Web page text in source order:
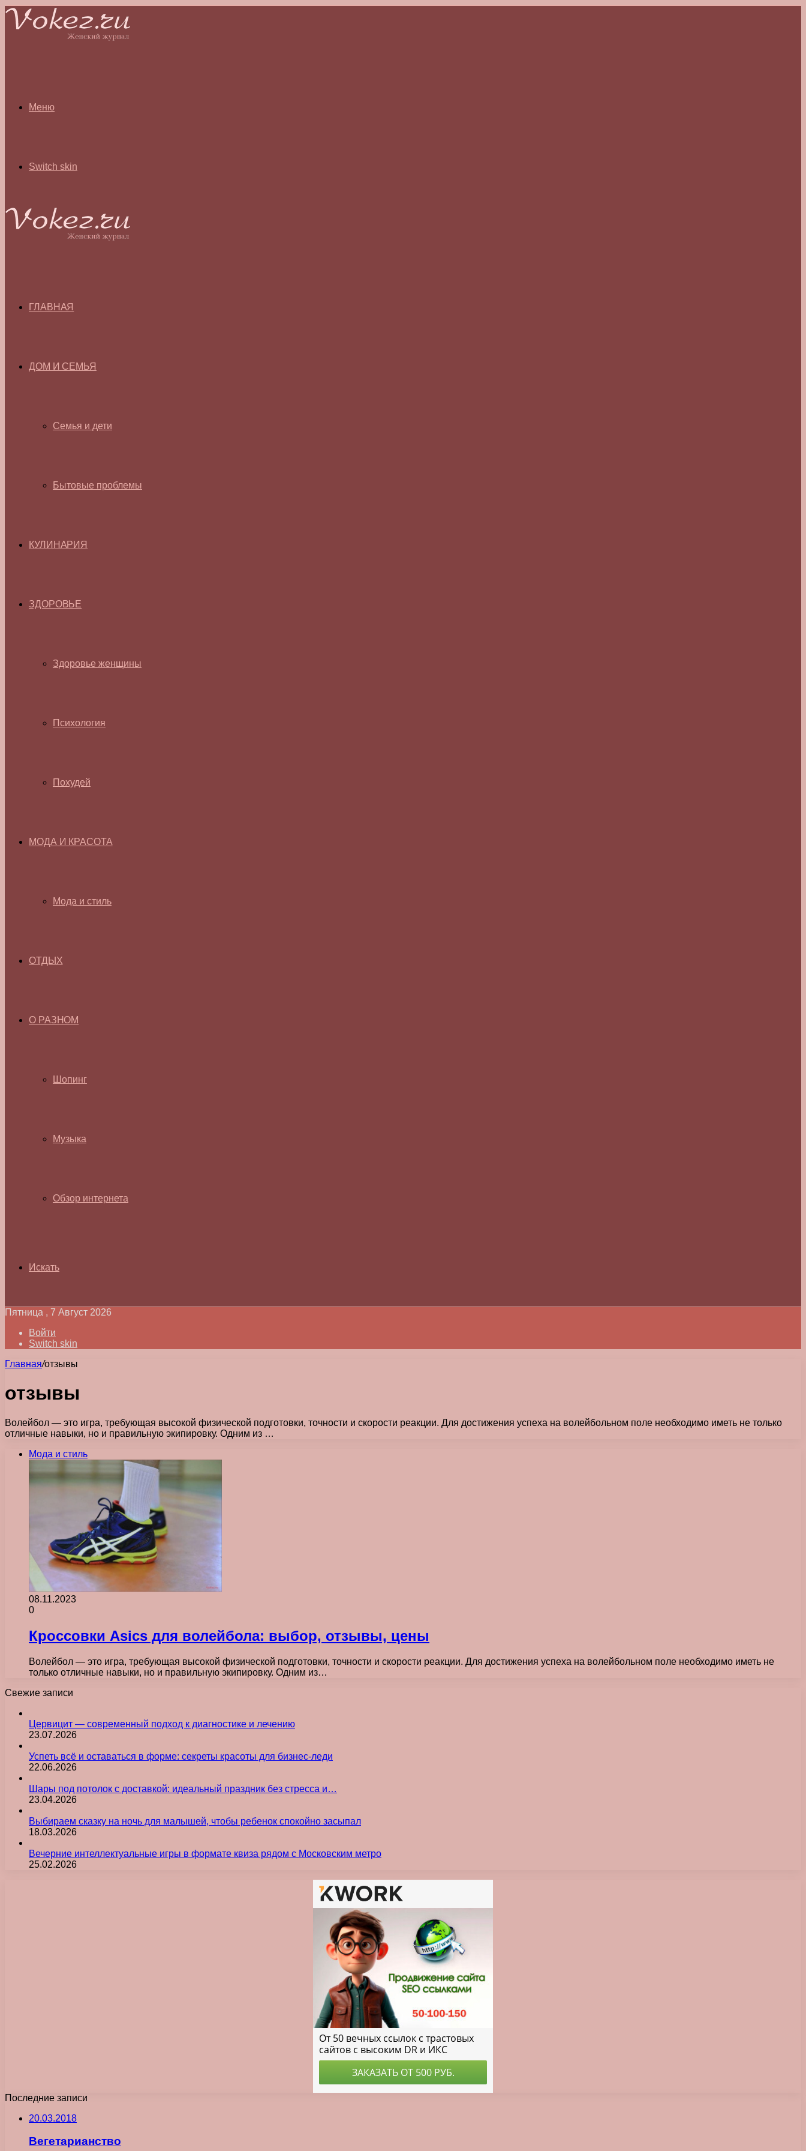
Меню
Switch skin
ГЛАВНАЯ
ДОМ И СЕМЬЯ
Семья и дети
Бытовые проблемы
КУЛИНАРИЯ
ЗДОРОВЬЕ
Здоровье женщины
Психология
Похудей
МОДА И КРАСОТА
Мода и стиль
ОТДЫХ
О РАЗНОМ
Шопинг
Музыка
Обзор интернета
Искать
Пятница , 7 Август 2026
Войти
Switch skin
Главная/отзывы
отзывы
Волейбол — это игра, требующая высокой физической подготовки, точности и скорости реакции. Для достижения успеха на волейбольном поле необходимо иметь не только
отличные навыки, но и правильную экипировку. Одним из …
Мода и стиль
08.11.2023
0
Кроссовки Asics для волейбола: выбор, отзывы, цены
Волейбол — это игра, требующая высокой физической подготовки, точности и скорости реакции. Для достижения успеха на волейбольном поле необходимо иметь не
только отличные навыки, но и правильную экипировку. Одним из…
Свежие записи
Цервицит — современный подход к диагностике и лечению
23.07.2026
Успеть всё и оставаться в форме: секреты красоты для бизнес-леди
22.06.2026
Шары под потолок с доставкой: идеальный праздник без стресса и…
23.04.2026
Выбираем сказку на ночь для малышей, чтобы ребенок спокойно засыпал
18.03.2026
Вечерние интеллектуальные игры в формате квиза рядом с Московским метро
25.02.2026
Последние записи
20.03.2018
Вегетарианство